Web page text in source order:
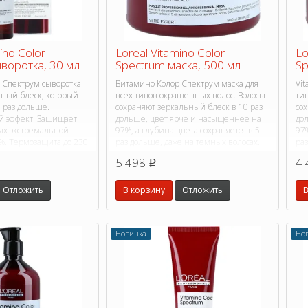
Color
30 мл
сыворотка
блеск, который
раз дольше.
эффект. Защищает
экстремальной
Отложить
Loreal Vitamino Color
Spectrum маска, 500 мл
Витамино Колор Спектрум маска для
всех типов окрашенных волос. Волосы
сохраняют зеркальный блеск в 10 раз
дольше, цвет ярче и насыщеннее на
97%, а глубина цвета сохраняется в 5
5 498 p
В корзину Отложить
4
Новинка